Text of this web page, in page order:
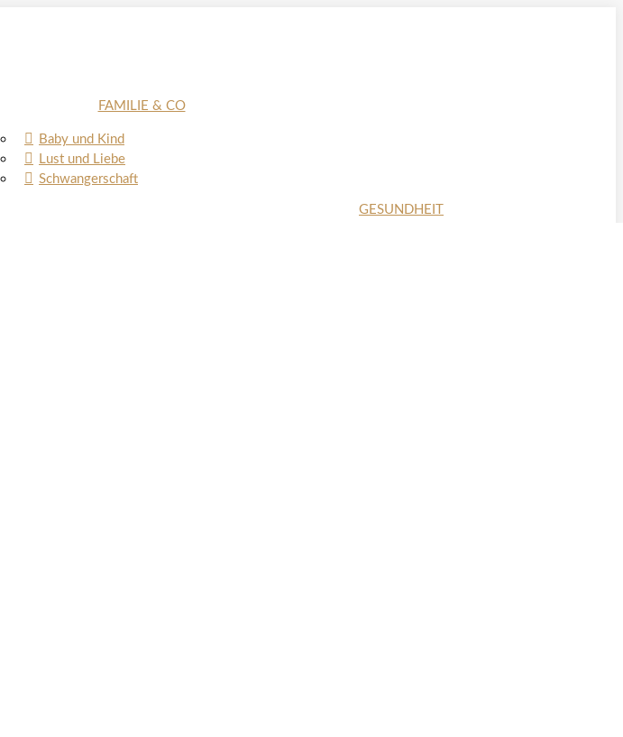
FAMILIE & CO
Baby und Kind
Lust und Liebe
Schwangerschaft
GESUNDHEIT